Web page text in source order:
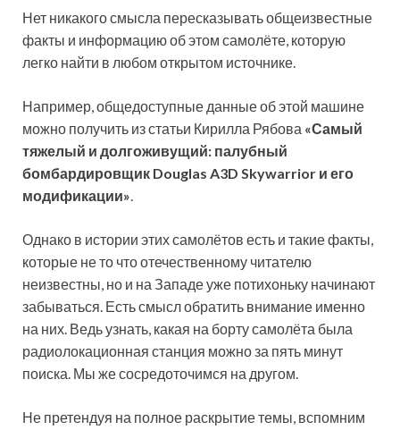
Нет никакого смысла пересказывать общеизвестные
факты и информацию об этом самолёте, которую
легко найти в любом открытом источнике.
Например, общедоступные данные об этой машине
можно получить из статьи Кирилла Рябова «Самый
тяжелый и долгоживущий: палубный
бомбардировщик Douglas A3D Skywarrior и его
модификации».
Однако в истории этих самолётов есть и такие факты,
которые не то что отечественному читателю
неизвестны, но и на Западе уже потихоньку начинают
забываться. Есть смысл обратить внимание именно
на них. Ведь узнать, какая на борту самолёта была
радиолокационная станция можно за пять минут
поиска. Мы же сосредоточимся на другом.
Не претендуя на полное раскрытие темы, вспомним